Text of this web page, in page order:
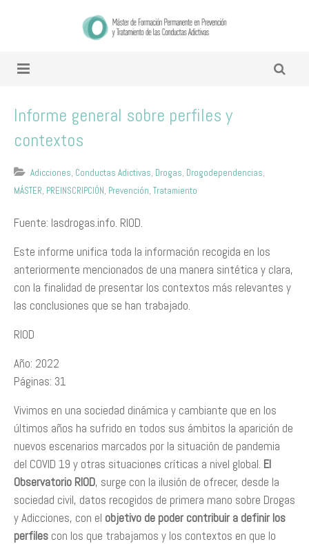
Informe general sobre perfiles y
contextos
Adicciones, Conductas Adictivas, Drogas, Drogodependencias,
MÁSTER, PREINSCRIPCIÓN, Prevención, Tratamiento
Fuente: lasdrogas.info. RIOD.
Este informe unifica toda la información recogida en los
anteriormente mencionados de una manera sintética y clara,
con la finalidad de presentar los contextos más relevantes y
las conclusiones que se han trabajado.
RIOD
Año: 2022
Páginas: 31
Vivimos en una sociedad dinámica y cambiante que en los
últimos años ha sufrido en todos sus ámbitos la aparición de
nuevos escenarios marcados por la situación de pandemia
del COVID 19 y otras situaciones críticas a nivel global. El
Observatorio RIOD, surge con la ilusión de ofrecer, desde la
sociedad civil, datos recogidos de primera mano sobre Drogas
y Adicciones, con el objetivo de poder contribuir a definir los
perfiles con los que trabajamos y los contextos en que lo